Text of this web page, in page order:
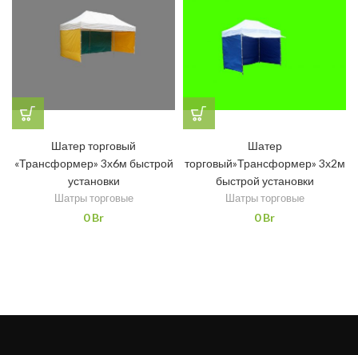
Шатер торговый
«Трансформер» 3х6м быстрой
установки
Шатры торговые
0Br
Шатер
торговый»Трансформер» 3х2м
быстрой установки
Шатры торговые
0Br